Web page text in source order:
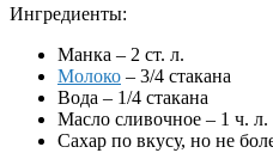
Ингредиенты:
Манка – 2 ст. л.
Молоко – 3/4 стакана
Вода – 1/4 стакана
Масло сливочное – 1 ч. л.
Сахар по вкусу, но не